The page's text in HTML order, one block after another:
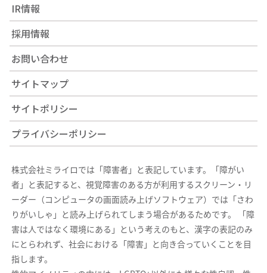
IR情報
採用情報
お問い合わせ
サイトマップ
サイトポリシー
プライバシーポリシー
株式会社ミライロでは「障害者」と表記しています。「障がい
者」と表記すると、視覚障害のある方が利用するスクリーン・リ
ーダー（コンピュータの画面読み上げソフトウェア）では「さわ
りがいしゃ」と読み上げられてしまう場合があるためです。 「障
害は人ではなく環境にある」という考えのもと、漢字の表記のみ
にとらわれず、社会における「障害」と向き合っていくことを目
指します。